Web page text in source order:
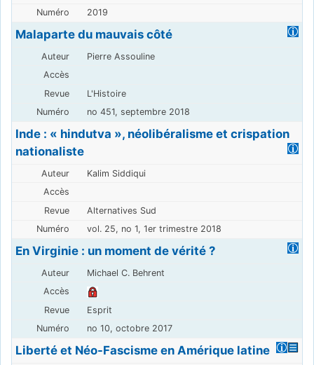
2019
Malaparte du mauvais côté
Pierre Assouline
L'Histoire
no 451, septembre 2018
Inde : « hindutva », néolibéralisme et crispation
nationaliste
Kalim Siddiqui
Alternatives Sud
vol. 25, no 1, 1er trimestre 2018
En Virginie : un moment de vérité ?
Michael C. Behrent
Esprit
no 10, octobre 2017
Liberté et Néo-Fascisme en Amérique latine